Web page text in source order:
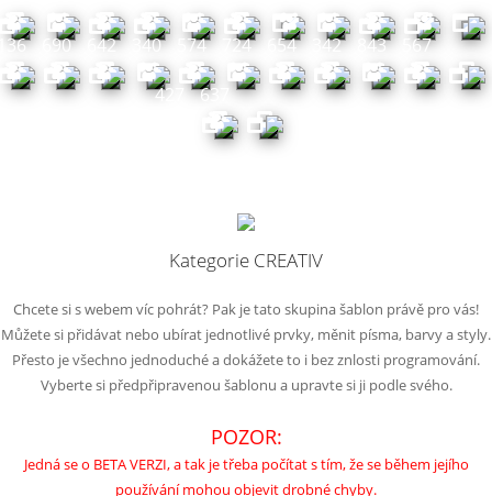
690 642 340 574 724 654 342 843 567
427 637
Kategorie CREATIV
Chcete si s webem víc pohrát? Pak je tato skupina šablon právě pro vás!
Můžete si přidávat nebo ubírat jednotlivé prvky, měnit písma, barvy a styly.
Přesto je všechno jednoduché a dokážete to i bez znlosti programování.
Vyberte si předpřipravenou šablonu a upravte si ji podle svého.
POZOR:
Jedná se o BETA VERZI, a tak je třeba počítat s tím, že se během jejího
používání mohou objevit drobné chyby.